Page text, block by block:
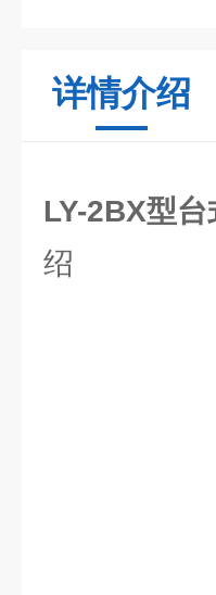
详情介绍
LY-2BX型
绍